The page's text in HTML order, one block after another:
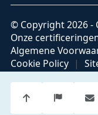
© Copyright 2026 -
Onze
Algemene
Cookie Policy